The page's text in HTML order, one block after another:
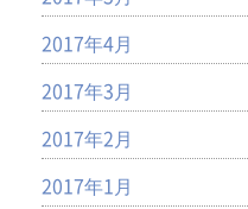
2017年4月
2017年3月
2017年2月
2017年1月